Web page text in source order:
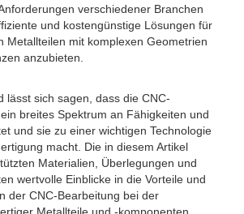
verschiedener Branchen
und kostengünstige Lösungen für
Metallteilen mit komplexen Geometrien
anzubieten.
lässt sich sagen, dass die CNC-
breites Spektrum an Fähigkeiten und
und sie zu einer wichtigen Technologie
macht. Die in diesem Artikel
Materialien, Überlegungen und
wertvolle Einblicke in die Vorteile und
der CNC-Bearbeitung bei der